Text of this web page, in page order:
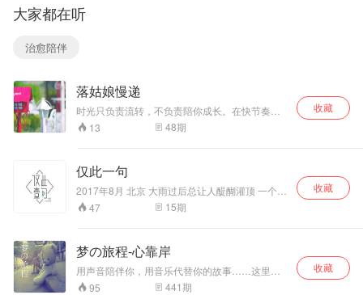
名犯罪嫌疑人的真
实情境，着力弘扬
了公安民警舍生忘
死的卫士风采。
大家都在听
治愈陪伴
落姑娘慢递
时光只负责流转，不负责陪你成长。在快节奏的
生活中 川流不息，你是否渴望在一个温暖的午
后，一个寂静的 夜晚，让所有的故事流转，跌入
细回味，落姑娘慢递打开时空的小 信箱将回忆送
入你的耳边。
13 48期
收藏
仅此一句
2017年8月 北京 大雨过后总让人醍醐灌顶 一个学
习并热爱广播的年轻人 突发奇想 要自己做一个电
台 于是他飞速地买了设备 用很多个夜晚和白天
在的样子 希望你会喜欢
47 15期
收藏
梦の旅程-心靠岸
用声音陪伴你，用音乐代替你的故事……这里是
声音的温暖，阅读你我他的心声之旅。
95 441期
收藏